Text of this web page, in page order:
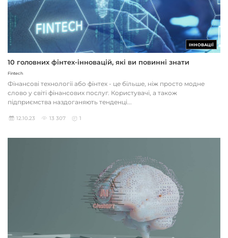
ІННОВАЦІЇ
10 головних фінтех-інновацій, які ви повинні знати
Fintech
Фінансові технології або фінтех - це більше, ніж просто модне
слово у світі фінансових послуг. Користувачі, а також
підприємства наздоганяють тенденці...
12.10.23 13 307 1